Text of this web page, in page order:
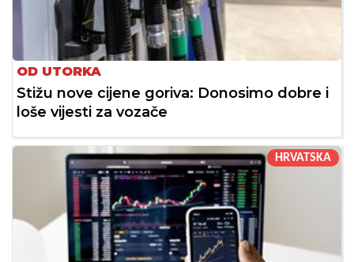
OD UTORKA
Stižu nove cijene goriva: Donosimo dobre i
loše vijesti za vozače
HRVATSKA